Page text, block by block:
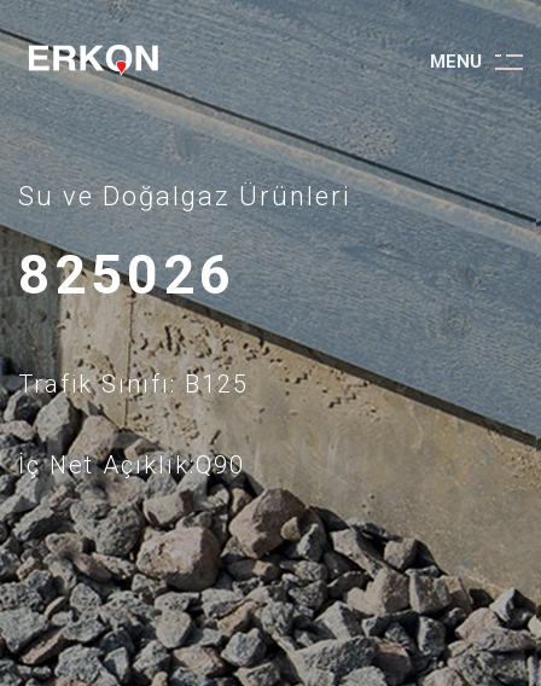
MENU
Su ve Doğalgaz Ürünleri
825026
Trafik Sınıfı: B125
İç Net Açıklık:Q90